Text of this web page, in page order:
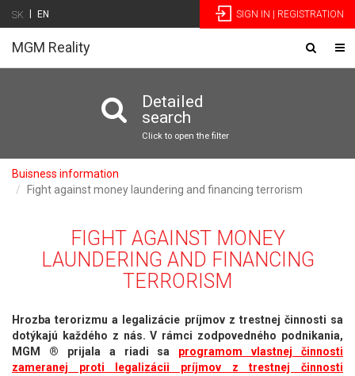
SK | EN SIGN IN | REGISTRATION
Toggle
MGM Reality
Detailed
search
Click to open the filter
Buisness information
Fight against money laundering and financing terrorism
FIGHT AGAINST MONEY
LAUNDERING AND FINANCING
TERRORISM
Hrozba terorizmu a legalizácie príjmov z trestnej činnosti sa
dotýkajú každého z nás. V rámci zodpovedného podnikania,
MGM ® prijala a riadi sa programom vlastnej činnosti
zameranej proti legalizácii príjmov z trestnej činnosti